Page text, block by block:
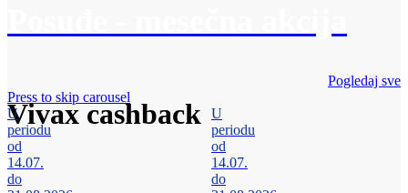
Vivax cashback
Pogledaj sve
Press to skip carousel
U
periodu
od
14.07.
do
U
periodu
od
14.07.
do